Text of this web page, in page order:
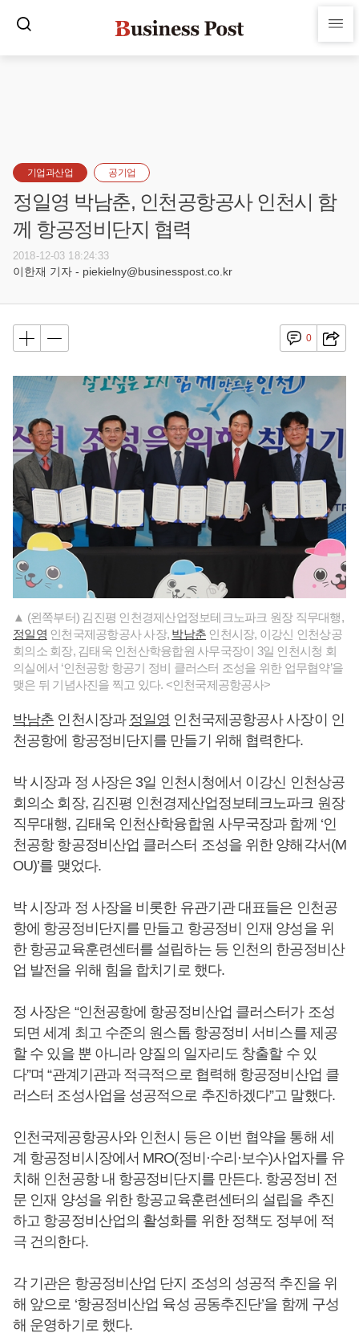
기업과산업 공기업
정일영 박남춘, 인천공항공사 인천시 함
께 항공정비단지 협력
2018-12-03 18:24:33
이한재 기자 - piekielny@businesspost.co.kr
0
▲ (왼쪽부터) 김진평 인천경제산업정보테크노파크 원장 직무대행,
정일영 인천국제공항공사 사장, 박남춘 인천시장, 이강신 인천상공
회의소 회장, 김태욱 인천산학융합원 사무국장이 3일 인천시청 회
의실에서 ‘인천공항 항공기 정비 클러스터 조성을 위한 업무협약’을
맺은 뒤 기념사진을 찍고 있다. <인천국제공항공사>
박남춘 인천시장과 정일영 인천국제공항공사 사장이 인
천공항에 항공정비단지를 만들기 위해 협력한다.
박 시장과 정 사장은 3일 인천시청에서 이강신 인천상공
회의소 회장, 김진평 인천경제산업정보테크노파크 원장
직무대행, 김태욱 인천산학융합원 사무국장과 함께 ‘인
천공항 항공정비산업 클러스터 조성을 위한 양해각서(M
OU)’를 맺었다.
박 시장과 정 사장을 비롯한 유관기관 대표들은 인천공
항에 항공정비단지를 만들고 항공정비 인재 양성을 위
한 항공교육훈련센터를 설립하는 등 인천의 한공정비산
업 발전을 위해 힘을 합치기로 했다.
정 사장은 “인천공항에 항공정비산업 클러스터가 조성
되면 세계 최고 수준의 원스톱 항공정비 서비스를 제공
할 수 있을 뿐 아니라 양질의 일자리도 창출할 수 있
다”며 “관계기관과 적극적으로 협력해 항공정비산업 클
러스터 조성사업을 성공적으로 추진하겠다”고 말했다.
인천국제공항공사와 인천시 등은 이번 협약을 통해 세
계 항공정비시장에서 MRO(정비·수리·보수)사업자를 유
치해 인천공항 내 항공정비단지를 만든다. 항공정비 전
문 인재 양성을 위한 항공교육훈련센터의 설립을 추진
하고 항공정비산업의 활성화를 위한 정책도 정부에 적
극 건의한다.
각 기관은 항공정비산업 단지 조성의 성공적 추진을 위
해 앞으로 ‘항공정비산업 육성 공동추진단’을 함께 구성
해 운영하기로 했다.